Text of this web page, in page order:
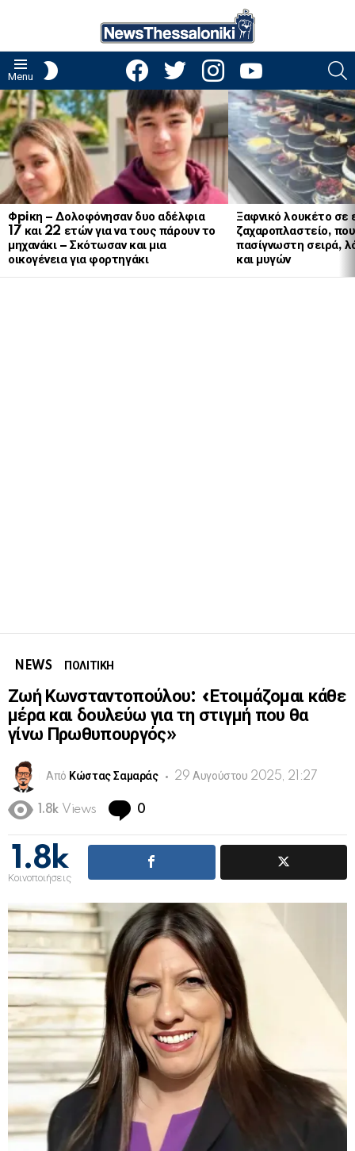
Menu
facebooktwitter instagramyoutube
LATEST
STORIES
Φpiκη – Δολοφόνησαν δυο αδέλφια
17 και 22 ετών για να τους πάρουν το
μηχανάκι – Σκότωσαν και μια
οικογένεια για φορτηγάκι
Ξαφνικό λουκέτο σε
ζαχαροπλαστείο,
πασίγνωστη σειρά,
και μυγών
NEWS ΠΟΛΙΤΙΚΗ
Ζωή Κωνσταντοπούλου: «Ετοιμάζομαι κάθε
μέρα και δουλεύω για τη στιγμή που θα
γίνω Πρωθυπουργός»
Από Κώστας Σαμαράς 29 Αυγούστου 2025, 21:27
1.8k Views 0
1.8k
Κοινοποιήσεις